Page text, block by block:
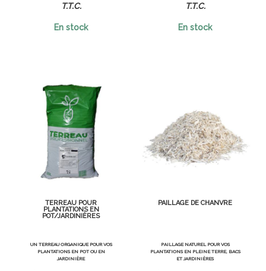
T.T.C.
En stock
T.T.C.
En stock
TERREAU POUR
PLANTATIONS EN
POT/JARDINIÈRES
UN TERREAU ORGANIQUE POUR VOS
PLANTATIONS EN POT OU EN
JARDINIÈRE
PAILLAGE DE CHANVRE
PAILLAGE NATUREL POUR VOS
PLANTATIONS EN PLEINE TERRE, BACS
ET JARDINIÈRES